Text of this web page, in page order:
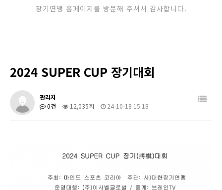
장기연맹 홈페이지를 방문해 주셔서 감사합니다.
2024 SUPER CUP 장기대회
관리자
0건
12,035회 24-10-18 15:18